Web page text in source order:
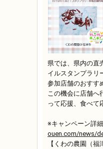
県では、県内の直
イルスタンプラリ
参加店舗のおすす
この機会に店舗へ
って応援、食べて
※キャンペーン詳
ouen.com/news/
【くわの農園（福